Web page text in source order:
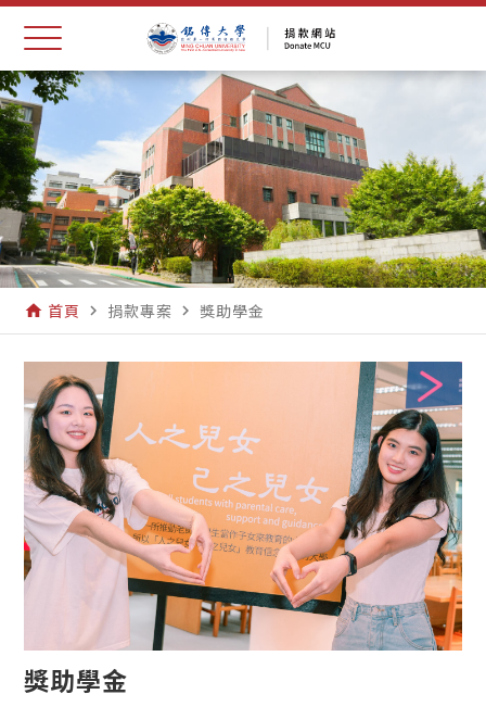
home 首頁 navigate_next 捐款專案 navigate_next 獎助學金
獎助學金